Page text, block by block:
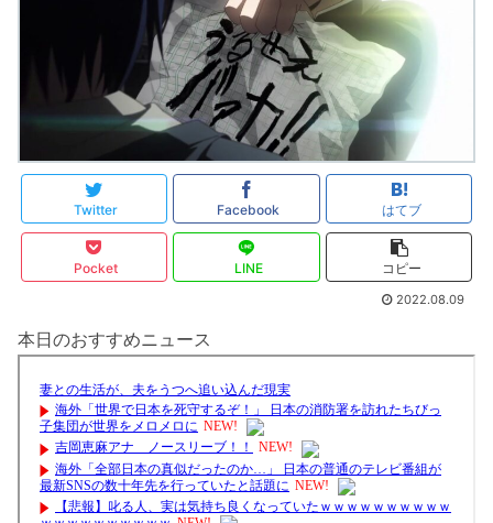
Twitter Facebook はてブ
Pocket LINE コピー
2022.08.09
本日のおすすめニュース